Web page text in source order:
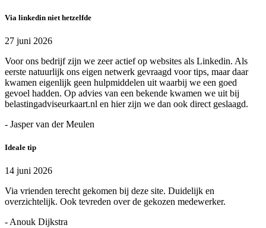
Via linkedin niet hetzelfde
27 juni 2026
Voor ons bedrijf zijn we zeer actief op websites als Linkedin. Als
eerste natuurlijk ons eigen netwerk gevraagd voor tips, maar daar
kwamen eigenlijk geen hulpmiddelen uit waarbij we een goed
gevoel hadden. Op advies van een bekende kwamen we uit bij
belastingadviseurkaart.nl en hier zijn we dan ook direct geslaagd.
- Jasper van der Meulen
Ideale tip
14 juni 2026
Via vrienden terecht gekomen bij deze site. Duidelijk en
overzichtelijk. Ook tevreden over de gekozen medewerker.
- Anouk Dijkstra